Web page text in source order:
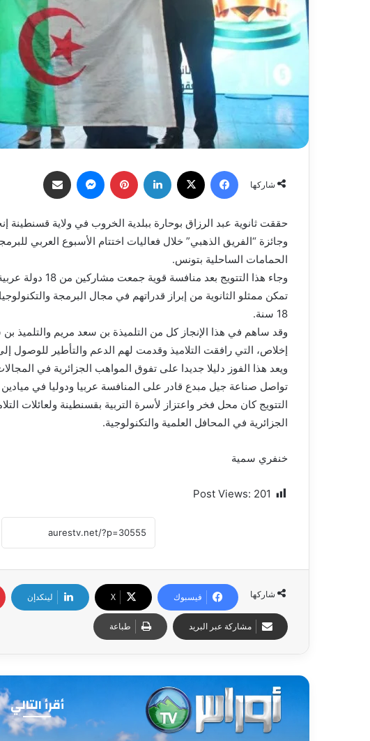
شاركها
فيسبوك لينكدإن بينتيريست ماسنجر
حققت ثانوية عبد الرزاق بوحارة ببلدية الخروب في ولاية قسنطينة
وجائزة “الفريق الذهبي” خلال فعاليات اختتام الأسبوع العربي
الحمامات الساحلية بتونس.
وجاء هذا التتويج
18 سنة.
وقد ساهم في هذا الإنجاز كل من التلميذة بن سعد مريم والتلميذ
إخلاص، التي رافقت التلاميذ وقدمت لهم الدعم والتأطير للوصول
ويعد هذا الفوز دليلا جديدا على تفوق المواهب الجزائرية في
تواصل صناعة جيل مبدع قادر على المنافسة عربيا ودوليا في ميادين
التتويج كان محل فخر واعتزاز لأسرة التربية بقسنطينة ولعائلات
الجزائرية في المحافل العلمية والتكنولوجية.
خنفري سمية
Post Views: 201
شاركها فيسبوك X لينكدإن
مشاركة عبر البريد طباعة
أقرأ التالي